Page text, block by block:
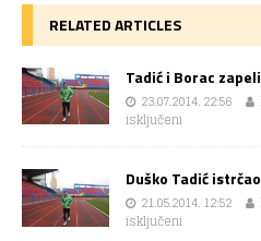
RELATED ARTICLES
Tadić i Borac
23.07.2014. 22:56
isključeni
Duško Tadić
21.05.2014. 12:52
isključeni